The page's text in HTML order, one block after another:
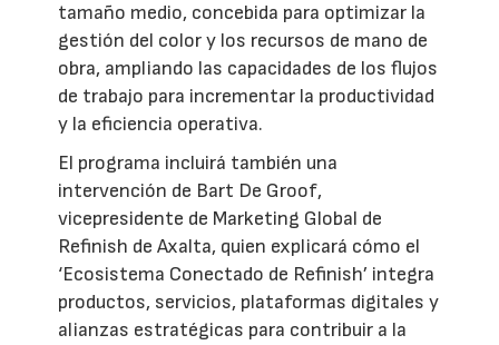
tamaño medio, concebida para optimizar la
gestión del color y los recursos de mano de
obra, ampliando las capacidades de los flujos
de trabajo para incrementar la productividad
y la eficiencia operativa.
El programa incluirá también una
intervención de Bart De Groof,
vicepresidente de Marketing Global de
Refinish de Axalta, quien explicará cómo el
‘Ecosistema Conectado de Refinish’ integra
productos, servicios, plataformas digitales y
alianzas estratégicas para contribuir a la